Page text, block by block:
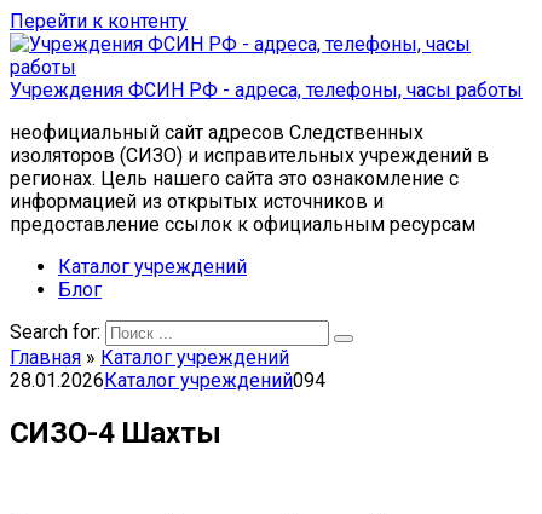
Перейти к контенту
Учреждения ФСИН РФ - адреса, телефоны, часы работы
неофициальный сайт адресов Следственных
изоляторов (СИЗО) и исправительных учреждений в
регионах. Цель нашего сайта это ознакомление с
информацией из открытых источников и
предоставление ссылок к официальным ресурсам
Каталог учреждений
Блог
Search for:
Главная » Каталог учреждений
28.01.2026Каталог учреждений094
СИЗО-4 Шахты